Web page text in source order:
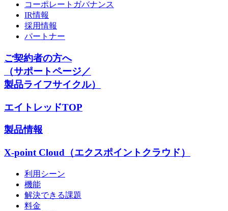
コーポレートガバナンス
IR情報
採用情報
パートナー
ご契約者の方へ
（サポートページ／
製品ライフサイクル）
エイトレッドTOP
製品情報
X-point Cloud（エクスポイントクラウド）
利用シーン
機能
解決できる課題
料金